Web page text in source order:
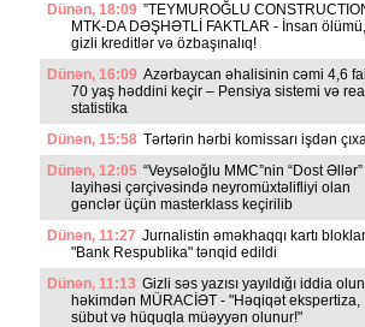
Dünən, 18:09 ”TEYMUROĞLU
MTK-DA DƏŞHƏTLİ FAKTLAR - İnsan ölümü,
gizli kreditlər və özbaşınalıq!
Dünən, 16:09 Azərbaycan əhalisinin cəmi 4,6
70 yaş həddini keçir – Pensiya sistemi və real
statistika
Dünən, 15:58 Tərtərin hərbi komissarı işdən
Dünən, 12:05 “Veysəloğlu MMC”nin “Dost Əllər”
layihəsi çərçivəsində neyromüxtəlifliyi olan
gənclər üçün masterklass keçirilib
Dünən, 11:27 Jurnalistin əməkhaqqı kartı
"Bank Respublika" tənqid edildi
Dünən, 11:13 Gizli səs yazısı yayıldığı iddia
həkimdən MÜRACİƏT - "Həqiqət ekspertiza,
sübut və hüquqla müəyyən olunur!"